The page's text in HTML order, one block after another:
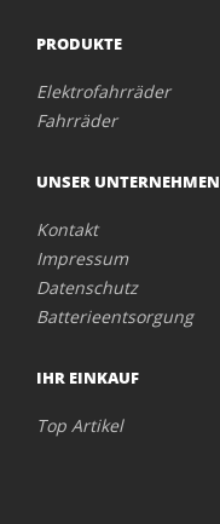
PRODUKTE
Elektrofahrräder
Fahrräder
UNSER UNTERNEHMEN
Kontakt
Impressum
Datenschutz
Batterieentsorgung
IHR EINKAUF
Top Artikel